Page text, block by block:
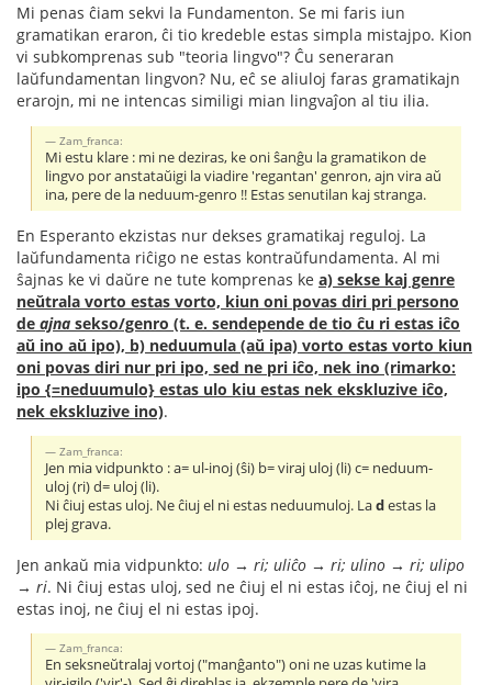
Mi penas ĉiam sekvi la Fundamenton. Se mi faris iun
gramatikan eraron, ĉi tio kredeble estas simpla mistajpo. Kion
vi subkomprenas sub "teoria lingvo"? Ĉu seneraran
laŭfundamentan lingvon? Nu, eĉ se aliuloj faras gramatikajn
erarojn, mi ne intencas similigi mian lingvaĵon al tiu ilia.
Zam_franca:
Mi estu klare : mi ne deziras, ke oni ŝanĝu la gramatikon de
lingvo por anstataŭigi la viadire 'regantan' genron, ajn vira aŭ
ina, pere de la neduum-genro !! Estas senutilan kaj stranga.
En Esperanto ekzistas nur dekses gramatikaj reguloj. La
laŭfundamenta riĉigo ne estas kontraŭfundamenta. Al mi
ŝajnas ke vi daŭre ne tute komprenas ke a) sekse kaj genre
neŭtrala vorto estas vorto, kiun oni povas diri pri persono
de ajna sekso/genro (t. e. sendepende de tio ĉu ri estas iĉo
aŭ ino aŭ ipo), b) neduumula (aŭ ipa) vorto estas vorto kiun
oni povas diri nur pri ipo, sed ne pri iĉo, nek ino (rimarko:
ipo {=neduumulo} estas ulo kiu estas nek ekskluzive iĉo,
nek ekskluzive ino).
Zam_franca:
Jen mia vidpunkto : a= ul-inoj (ŝi) b= viraj uloj (li) c= neduum-
uloj (ri) d= uloj (li).
Ni ĉiuj estas uloj. Ne ĉiuj el ni estas neduumuloj. Ladestas la
plej grava.
Jen ankaŭ mia vidpunkto: ulo → ri; uliĉo → ri; ulino → ri; ulipo
→ ri. Ni ĉiuj estas uloj, sed ne ĉiuj el ni estas iĉoj, ne ĉiuj el ni
estas inoj, ne ĉiuj el ni estas ipoj.
Zam_franca:
En seksneŭtralaj vortoj ("manĝanto") oni ne uzas kutime la